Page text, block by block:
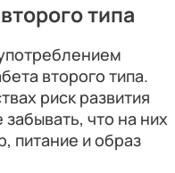
типа
второго типа.
риск развития
что на них
питание и образ